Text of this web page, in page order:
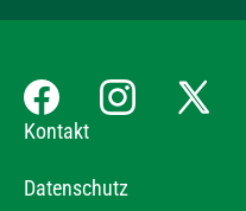
Kontakt
Datenschutz